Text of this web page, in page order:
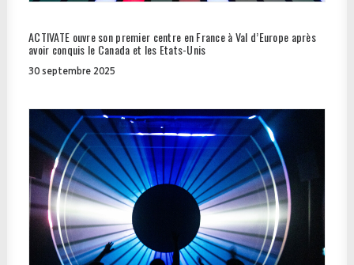
ACTIVATE ouvre son premier centre en France à Val d’Europe après
avoir conquis le Canada et les Etats-Unis
30 septembre 2025